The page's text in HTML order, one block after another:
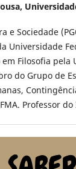
e Sociedade
Universidade
em Filosofia
do Grupo de
Professor